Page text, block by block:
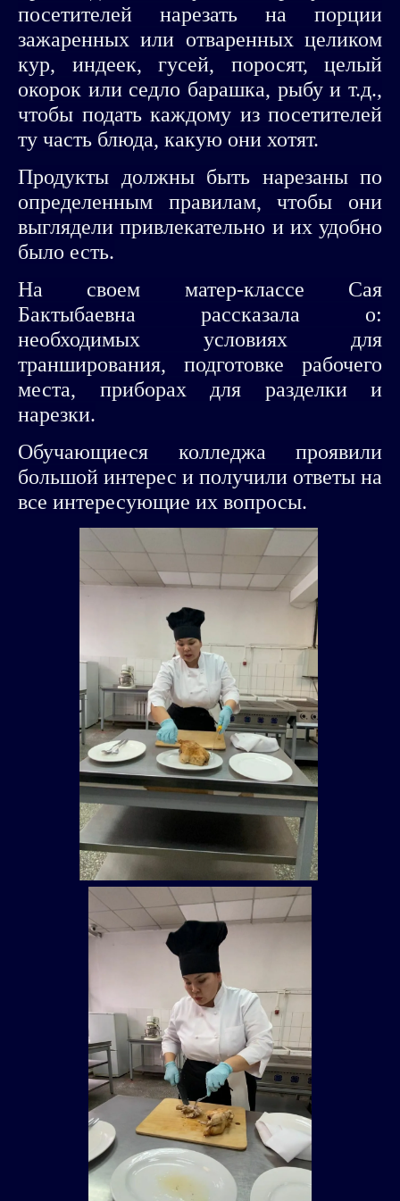
посетителей нарезать на порции
зажаренных или отваренных целиком
кур, индеек, гусей, поросят, целый
окорок или седло барашка, рыбу и т.д.,
чтобы подать каждому из посетителей
ту часть блюда, какую они хотят.
Продукты должны быть нарезаны по
определенным правилам, чтобы они
выглядели привлекательно и их удобно
было есть.
На своем матер-классе Сая
Бактыбаевна рассказала о:
необходимых условиях для
транширования, подготовке рабочего
места, приборах для разделки и
нарезки.
Обучающиеся колледжа проявили
большой интерес и получили ответы на
все интересующие их вопросы.